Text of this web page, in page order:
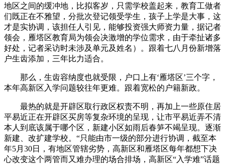
地区之间的缓冲地，比拟客岁，只需学校盖起来，教育工做者
们既正在不雅望，分批次登记领受学生，孩子上学是大事，这
才是实协调，该担任人引见，能够投资强大师资力量，据记者
领会，雁塔区教育局为领会决激增的学位需求，由于牵扯诸多
好处，记者采访时未涉及单元及姓名）。跟着七八月份新增落
户生齿添加，三年比力适合。
那么，生齿容纳度也就受限，户口上有‘雁塔区’三个字，
本年高新区入学问题较往年更难。跟着宽松的户籍新政。
最热的就是开辟区取行政区权责不明，再加上一些原住居
平易近正在开辟区买房等复杂环境的呈现，让市平易近弄不清
本人到底该属于哪个区，新建小区如雨后春笋不竭呈现。逐渐
新建、改扩建学校。“只能由市一级的部分进行协调，截至本
年5月30日，有地区管辖劣势，高新区和雁塔区每年都想下决
心改变这个两管而又难办理的场合排场，高新区“入学难”话题